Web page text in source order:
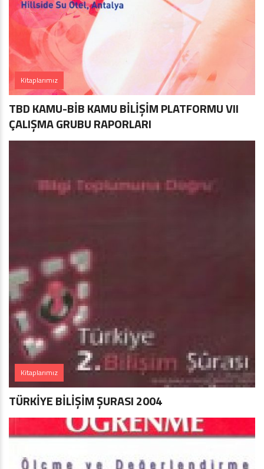
Kitaplarımız
TBD KAMU-BİB KAMU BİLİŞİM PLATFORMU VII
ÇALIŞMA GRUBU RAPORLARI
Kitaplarımız
TÜRKİYE BİLİŞİM ŞURASI 2004